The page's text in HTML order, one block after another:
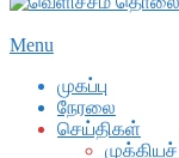
Secondary
Menu
Menu
முகப்பு
நேரலை
செய்திகள்